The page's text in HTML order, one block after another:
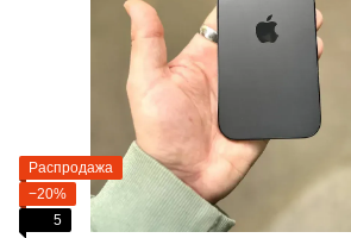
Распродажа
−20%
5